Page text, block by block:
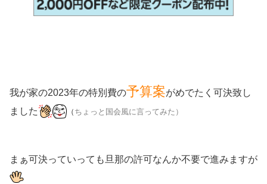
我が家の2023年の特別費の予算案がめでたく可決致し
ました
（ ちょっと国会風に言ってみた）
まぁ可決っていっても旦那の許可なんか不要で進みますが